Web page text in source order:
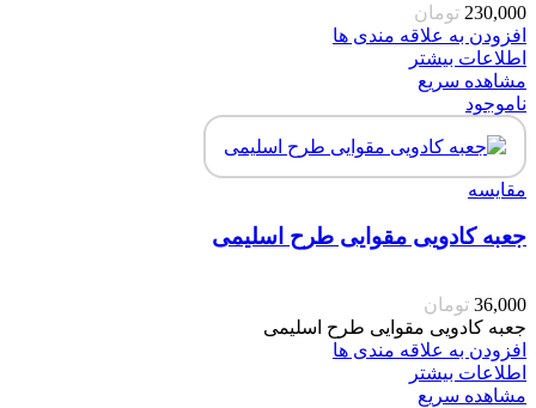
230,000 تومان
افزودن به علاقه مندی ها
اطلاعات بیشتر
مشاهده سریع
ناموجود
مقایسه
جعبه کادویی مقوایی طرح اسلیمی
36,000 تومان
جعبه کادویی مقوایی طرح اسلیمی
افزودن به علاقه مندی ها
اطلاعات بیشتر
مشاهده سریع